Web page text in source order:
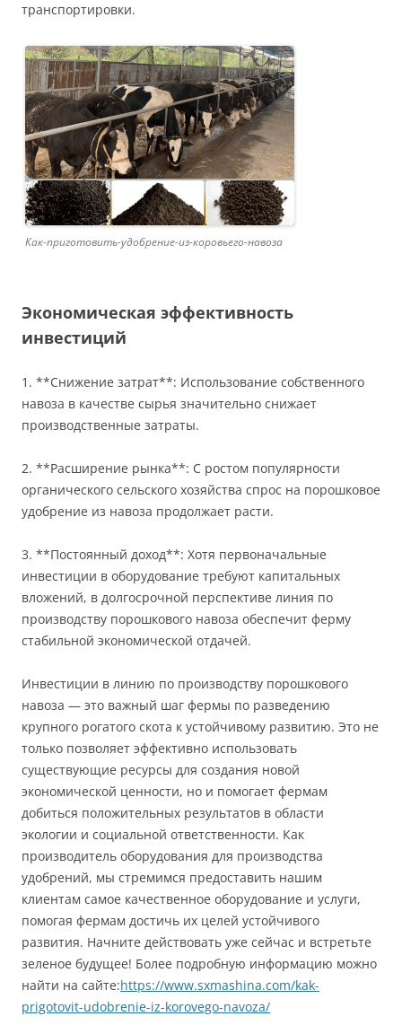
транспортировки.
Как-приготовить-удобрение-из-коровьего-навоза
Экономическая эффективность
инвестиций
1. **Снижение затрат**: Использование собственного
навоза в качестве сырья значительно снижает
производственные затраты.
2. **Расширение рынка**: С ростом популярности
органического сельского хозяйства спрос на порошковое
удобрение из навоза продолжает расти.
3. **Постоянный доход**: Хотя первоначальные
инвестиции в оборудование требуют капитальных
вложений, в долгосрочной перспективе линия по
производству порошкового навоза обеспечит ферму
стабильной экономической отдачей.
Инвестиции в линию по производству порошкового
навоза — это важный шаг фермы по разведению
крупного рогатого скота к устойчивому развитию. Это не
только позволяет эффективно использовать
существующие ресурсы для создания новой
экономической ценности, но и помогает фермам
добиться положительных результатов в области
экологии и социальной ответственности. Как
производитель оборудования для производства
удобрений, мы стремимся предоставить нашим
клиентам самое качественное оборудование и услуги,
помогая фермам достичь их целей устойчивого
развития. Начните действовать уже сейчас и встретьте
зеленое будущее! Более подробную информацию можно
найти на сайте:https://www.sxmashina.com/kak-
prigotovit-udobrenie-iz-korovego-navoza/